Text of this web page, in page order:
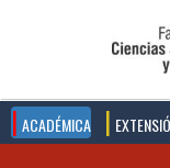
ACADÉMICA